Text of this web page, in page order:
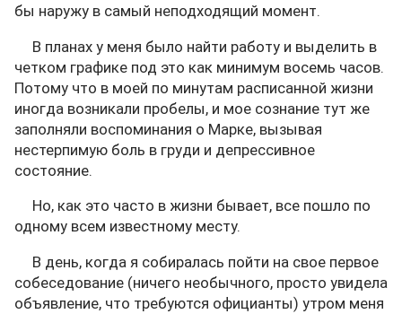
бы наружу в самый неподходящий момент.
В планах у меня было найти работу и выделить в
четком графике под это как минимум восемь часов.
Потому что в моей по минутам расписанной жизни
иногда возникали пробелы, и мое сознание тут же
заполняли воспоминания о Марке, вызывая
нестерпимую боль в груди и депрессивное
состояние.
Но, как это часто в жизни бывает, все пошло по
одному всем известному месту.
В день, когда я собиралась пойти на свое первое
собеседование (ничего необычного, просто увидела
объявление, что требуются официанты) утром меня